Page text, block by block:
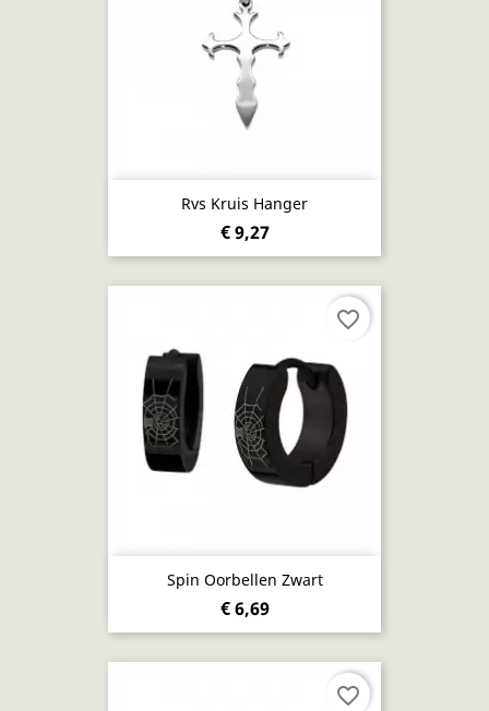
Rvs Kruis Hanger
€ 9,27
Spin Oorbellen Zwart
€ 6,69
favorite_border
favorite_border